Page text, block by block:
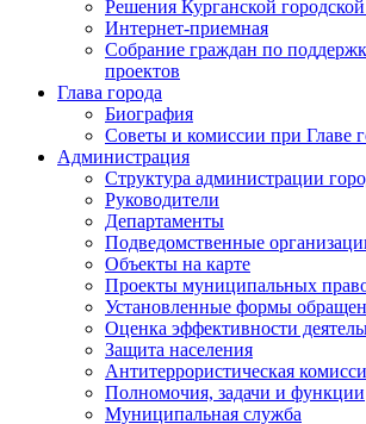
Решения Курганской
Интернет-приемная
Собрание граждан по
проектов
Глава города
Биография
Советы и комиссии при Главе
Администрация
Структура администрации
Руководители
Департаменты
Подведомственные
Объекты на карте
Проекты муниципальных
Установленные формы
Оценка эффективности
Защита населения
Антитеррористическая
Полномочия, задачи и функции
Муниципальная служба